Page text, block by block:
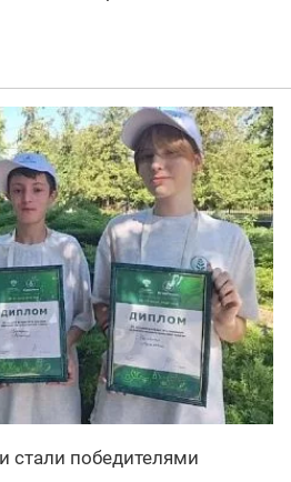
стали победителями